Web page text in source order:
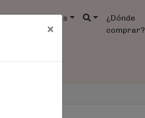
Agendas
¿Dónde
comprar?
×